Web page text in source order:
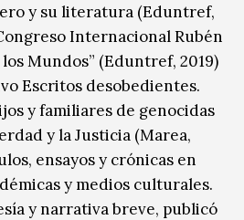
y su literatura (Eduntref,
Internacional Rubén
Mundos” (Eduntref, 2019)
Escritos desobedientes.
y familiares de genocidas
y la Justicia (Marea,
ensayos y crónicas en
y medios culturales.
y narrativa breve, publicó